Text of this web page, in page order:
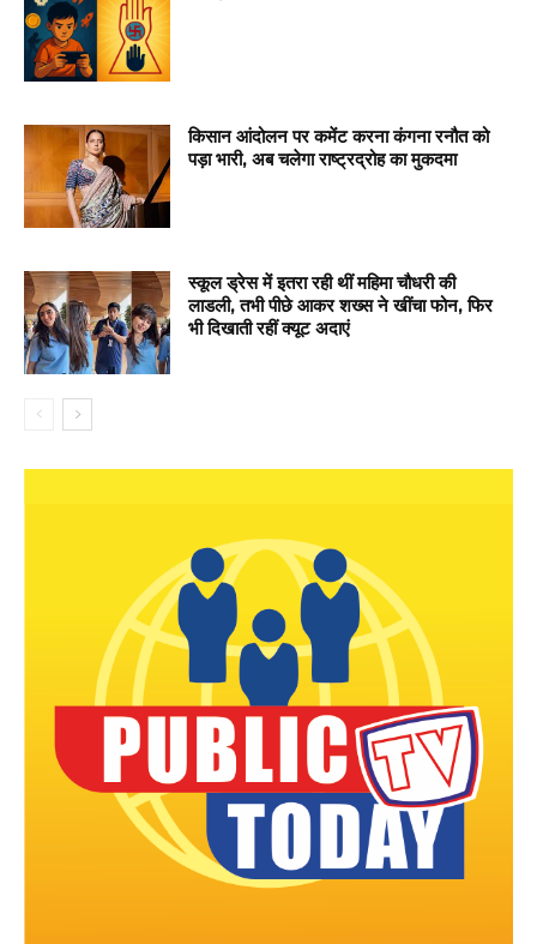
किसान आंदोलन पर कमेंट करना कंगना रनौत को
पड़ा भारी, अब चलेगा राष्ट्रद्रोह का मुकदमा
स्कूल ड्रेस में इतरा रही थीं महिमा चौधरी की
लाडली, तभी पीछे आकर शख्स ने खींचा फोन, फिर
भी दिखाती रहीं क्यूट अदाएं